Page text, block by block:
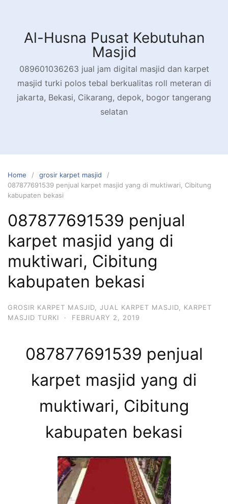
contentAl-Husna Pusat Kebutuhan
Masjid
089601036263 jual jam digital masjid dan karpet
masjid turki polos tebal berkualitas roll meteran di
jakarta, Bekasi, Cikarang, depok, bogor tangerang
selatan
Home
grosir karpet masjid
087877691539 penjual karpet masjid yang di muktiwari, Cibitung
kabupaten bekasi
087877691539 penjual
karpet masjid yang di
muktiwari, Cibitung
kabupaten bekasi
GROSIR KARPET MASJID JUAL KARPET MASJID
KARPET
MASJID TURKI
· FEBRUARY 2, 2019
087877691539 penjual
karpet masjid yang di
muktiwari, Cibitung
kabupaten bekasi